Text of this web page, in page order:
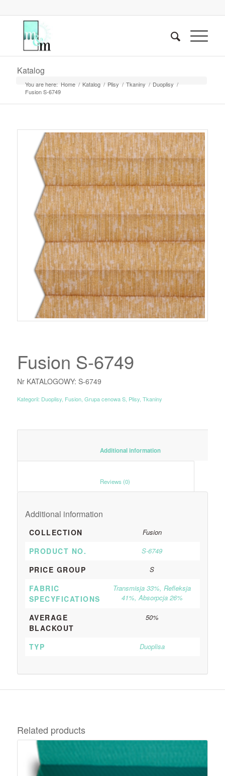
Katalog
You are here: Home / Katalog / Plisy / Tkaniny / Duoplisy /
Fusion S-6749
Fusion S-6749
Nr KATALOGOWY: S-6749
Kategorii: Duoplisy, Fusion, Grupa cenowa S, Plisy, Tkaniny
						Additional information
Additional information
COLLECTION Fusion
PRODUCT NO. S-6749
PRICE GROUP S
FABRIC
SPECYFICATIONS
Transmisja 33%, Refleksja
41%, Absorpcja 26%
AVERAGE
BLACKOUT
50%
TYP Duoplisa
Related products